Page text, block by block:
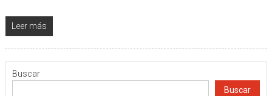
Leer más
Buscar
Buscar